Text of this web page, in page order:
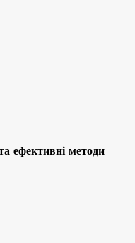
ефективні методи